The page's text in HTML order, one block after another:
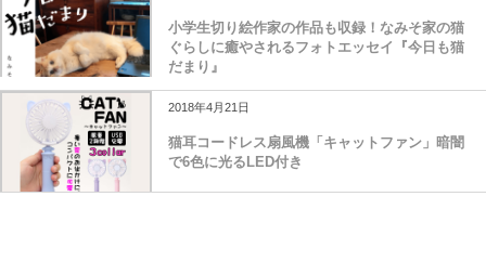
小学生切り絵作家の作品も収録！なみそ家の猫
ぐらしに癒やされるフォトエッセイ『今日も猫
だまり』
2018年4月21日
猫耳コードレス扇風機「キャットファン」暗闇
で6色に光るLED付き